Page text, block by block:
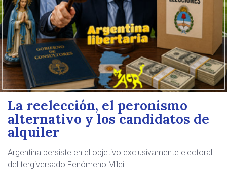
La reelección, el peronismo
alternativo y los candidatos de
alquiler
Argentina persiste en el objetivo exclusivamente electoral
del tergiversado Fenómeno Milei.